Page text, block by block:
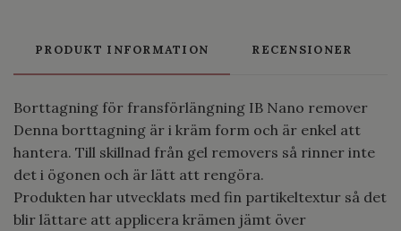
PRODUKT INFORMATION RECENSIONER
Borttagning för fransförlängning IB Nano remover
Denna borttagning är i kräm form och är enkel att
hantera. Till skillnad från gel removers så rinner inte
det i ögonen och är lätt att rengöra.
Produkten har utvecklats med fin partikeltextur så det
blir lättare att applicera krämen jämt över